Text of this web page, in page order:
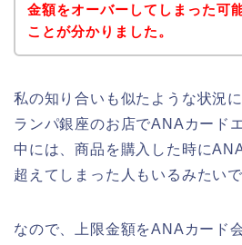
金額をオーバーしてしまった可
ことが分かりました。
私の知り合いも似たような状況
ランパ銀座のお店でANAカード
中には、商品を購入した時に
超えてしまった人もいるみたいで
なので、上限金額をANAカード